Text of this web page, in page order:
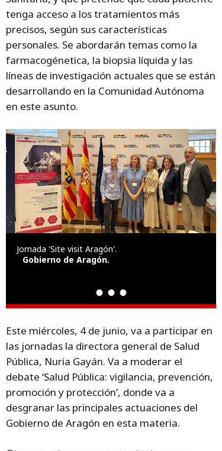
tenga acceso a los tratamientos más
precisos, según sus características
personales. Se abordarán temas como la
farmacogénetica, la biopsia líquida y las
líneas de investigación actuales que se están
desarrollando en la Comunidad Autónoma
en este asunto.
Jornada 'Site visit Aragón'.
Gobierno de Aragón.
Este miércoles, 4 de junio, va a participar en
las jornadas la directora general de Salud
Pública, Nuria Gayán. Va a moderar el
debate ‘Salud Pública: vigilancia, prevención,
promoción y protección’, donde va a
desgranar las principales actuaciones del
Gobierno de Aragón en esta materia.